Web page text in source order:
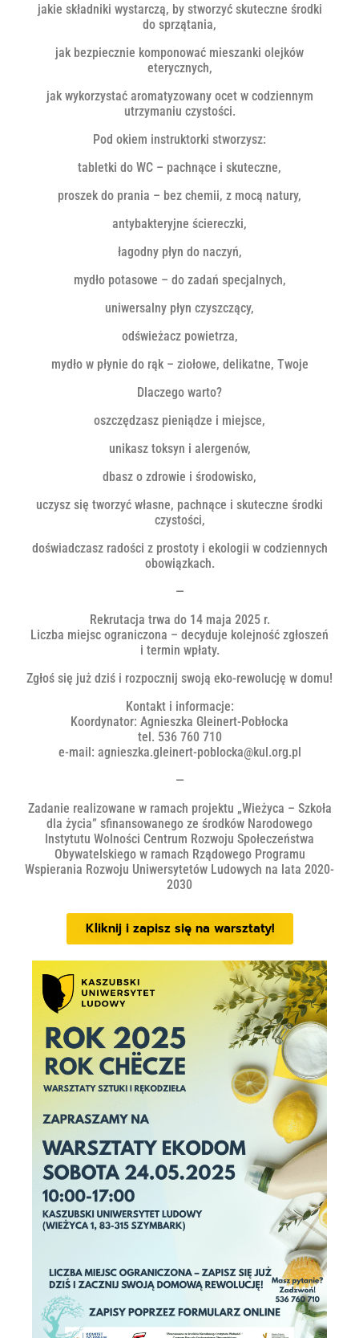
jakie składniki wystarczą, by stworzyć skuteczne środki
do sprzątania,
jak bezpiecznie komponować mieszanki olejków
eterycznych,
jak wykorzystać aromatyzowany ocet w codziennym
utrzymaniu czystości.
Pod okiem instruktorki stworzysz:
tabletki do WC – pachnące i skuteczne,
proszek do prania – bez chemii, z mocą natury,
antybakteryjne ściereczki,
łagodny płyn do naczyń,
mydło potasowe – do zadań specjalnych,
uniwersalny płyn czyszczący,
odświeżacz powietrza,
mydło w płynie do rąk – ziołowe, delikatne, Twoje
Dlaczego warto?
oszczędzasz pieniądze i miejsce,
unikasz toksyn i alergenów,
dbasz o zdrowie i środowisko,
uczysz się tworzyć własne, pachnące i skuteczne środki
czystości,
doświadczasz radości z prostoty i ekologii w codziennych
obowiązkach.
—
Rekrutacja trwa do 14 maja 2025 r.
Liczba miejsc ograniczona – decyduje kolejność zgłoszeń
i termin wpłaty.
Zgłoś się już dziś i rozpocznij swoją eko-rewolucję w domu!
Kontakt i informacje:
Koordynator: Agnieszka Gleinert-Pobłocka
tel. 536 760 710
e-mail: agnieszka.gleinert-poblocka@kul.org.pl
—
Zadanie realizowane w ramach projektu „Wieżyca – Szkoła
dla życia” sfinansowanego ze środków Narodowego
Instytutu Wolności Centrum Rozwoju Społeczeństwa
Obywatelskiego w ramach Rządowego Programu
Wspierania Rozwoju Uniwersytetów Ludowych na lata 2020-
2030
Kliknij i zapisz się na warsztaty!